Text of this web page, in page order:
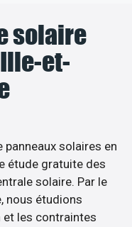
solaire
et-
panneaux solaires en
étude gratuite des
solaire. Par le
nous étudions
et les contraintes